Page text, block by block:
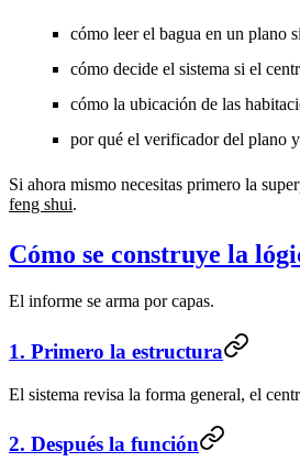
cómo leer el bagua en un plano
cómo decide el sistema si el
cómo la ubicación de las
por qué el verificador del plano
Si ahora mismo necesitas primero la
feng shui.
Cómo se construye la
El informe se arma por capas.
1. Primero la estructura
El sistema revisa la forma general, el
2. Después la función